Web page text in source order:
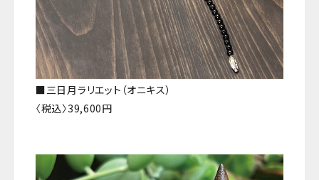
■三日月ラリエット（オニキス）
〈税込〉39,600円